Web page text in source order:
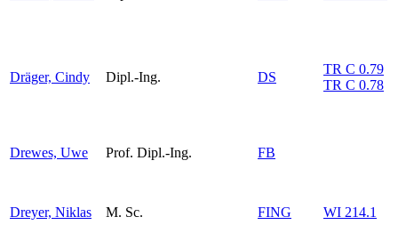
Dräger, Cindy Dipl.-Ing. DS
TR C 0.79
TR C 0.78
Drewes, Uwe Prof. Dipl.-Ing. FB
Dreyer, Niklas M. Sc. FING WI 214.1